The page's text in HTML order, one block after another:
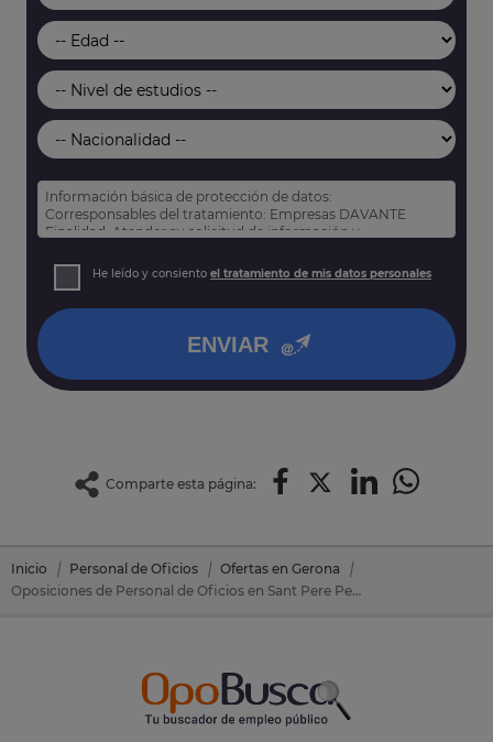
Información básica de protección de datos:
Corresponsables del tratamiento: Empresas DAVANTE
Finalidad: Atender su solicitud de información y
Derechos: Puede acceder, rectificar y suprimir sus datos,
así como otros derechos tal y como se explica en nuestra
He leído y consiento el tratamiento de mis datos personales
ENVIAR
Comparte esta página:
Inicio Personal de Oficios
Ofertas en Gerona
Oposiciones de Personal de Oficios en Sant Pere Pescador (Gerona)